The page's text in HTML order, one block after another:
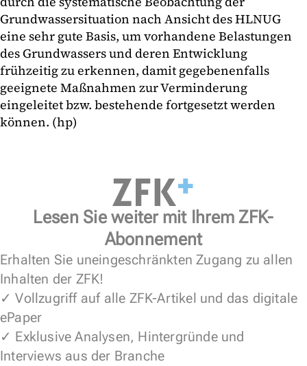
Grundwassersituation nach Ansicht des HLNUG
eine sehr gute Basis, um vorhandene Belastungen
des Grundwassers und deren Entwicklung
frühzeitig zu erkennen, damit gegebenenfalls
geeignete Maßnahmen zur Verminderung
eingeleitet bzw. bestehende fortgesetzt werden
können. (hp)
Lesen Sie weiter mit Ihrem ZFK-
Abonnement
Erhalten Sie uneingeschränkten Zugang zu allen
Inhalten der ZFK!
✓ Vollzugriff auf alle ZFK-Artikel und das digitale
ePaper
✓ Exklusive Analysen, Hintergründe und
Interviews aus der Branche